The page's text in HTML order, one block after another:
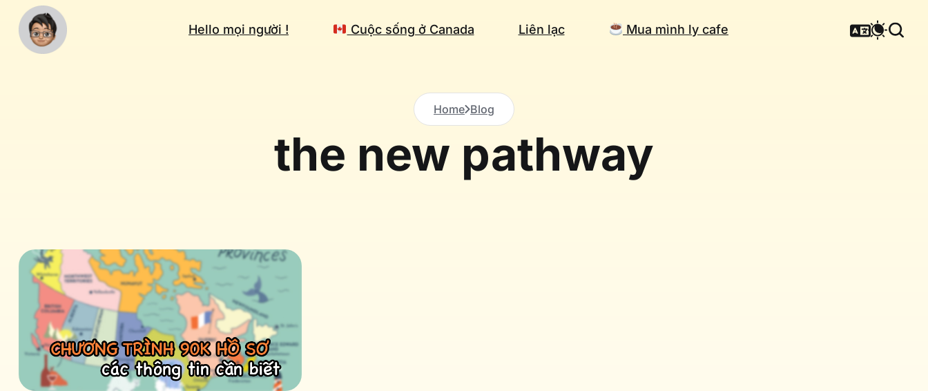
Hello mọi người ! Cuộc sống ở Canada Liên lạc Mua mình ly cafe
Home Blog
the new pathway